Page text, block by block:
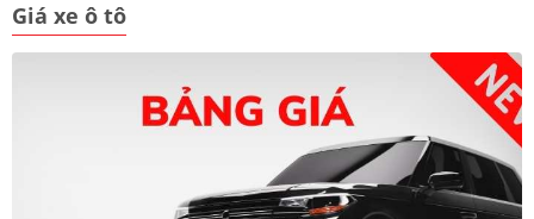
Giá xe ô tô